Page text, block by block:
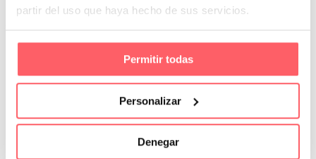
partir del uso que haya hecho de sus servicios.
Permitir todas
Personalizar
Denegar
La primera de ella es poner tres piezas individualizadas. Una en el
frontal y otra en cada uno de los laterales.